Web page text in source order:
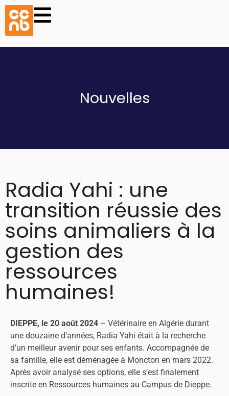
Nouvelles
Radia Yahi : une
transition réussie des
soins animaliers à la
gestion des
ressources
humaines!
DIEPPE, le 20 août 2024 – Vétérinaire en Algérie durant
une douzaine d’années, Radia Yahi était à la recherche
d’un meilleur avenir pour ses enfants. Accompagnée de
sa famille, elle est déménagée à Moncton en mars 2022.
Après avoir analysé ses options, elle s’est finalement
inscrite en Ressources humaines au Campus de Dieppe.